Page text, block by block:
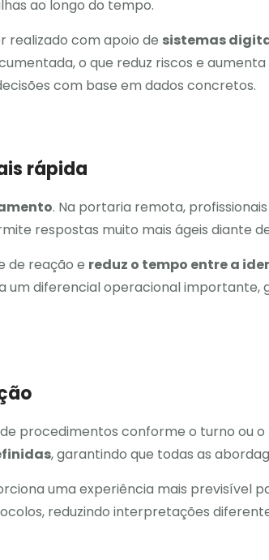
ao longo do tempo.
realizado com apoio de sistemas
o que reduz riscos e
com base em dados concretos.
rápida
. Na portaria remota,
respostas muito mais ágeis diante
de reação e reduz o tempo entre a
um diferencial operacional importante,
procedimentos conforme o turno ou
, garantindo que todas as
uma experiência mais previsível
reduzindo interpretações